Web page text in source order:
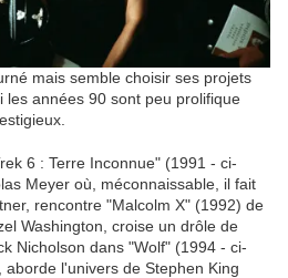
mais semble choisir ses projets
les années 90 sont peu prolifique
6 : Terre Inconnue" (1991 - ci-
Meyer où, méconnaissable, il fait
rencontre "Malcolm X" (1992) de
Washington, croise un drôle de
Nicholson dans "Wolf" (1994 - ci-
, aborde l'univers de Stephen King